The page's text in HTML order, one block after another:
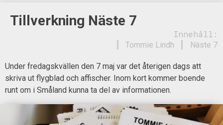
Tillverkning Näste 7
Innehåll:
Näste 7
Tommie Lindh
Under fredagskvällen den 7 maj var det återigen dags att
skriva ut flygblad och affischer. Inom kort kommer boende
runt om i Småland kunna ta del av informationen.